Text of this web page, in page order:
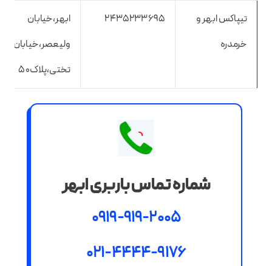
تیپاکس ابهر و
خرمدره
2435233695
ابهر،خیابان
ولیعصر،خیابان
تختی،پلاک۵۰
شماره تماس باربری ابهر
0919-919-2005
021-4444-9176